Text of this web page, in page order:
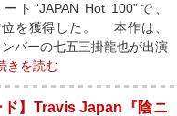
ト“JAPAN Hot 100”で、
位を獲得した。 本作は、
バーの七五三掛龍也が出演
きを読む
ド】Travis Japan『陰ニ